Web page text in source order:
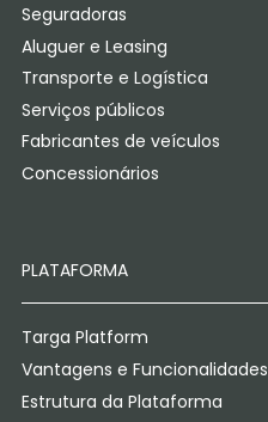
Seguradoras
Aluguer e Leasing
Transporte e Logística
Serviços públicos
Fabricantes de veículos
Concessionários
PLATAFORMA
Targa Platform
Vantagens e Funcionalidades
Estrutura da Plataforma